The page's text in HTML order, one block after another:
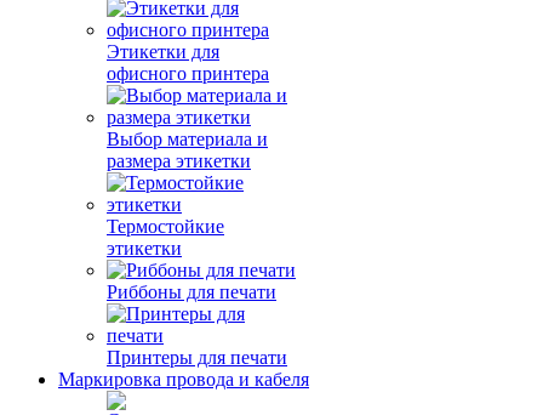
Этикетки для
офисного принтера
Выбор материала и
размера этикетки
Термостойкие
этикетки
Риббоны для печати
Принтеры для печати
Маркировка провода и кабеля